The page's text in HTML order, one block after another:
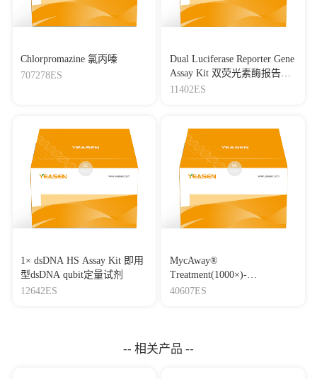
Chlorpromazine 氯丙嗪
707278ES
Dual Luciferase Reporter Gene
Assay Kit 双荧光素酶报告基
因检测试剂盒
11402ES
1× dsDNA HS Assay Kit 即用
型dsDNA qubit定量试剂
12642ES
MycAway®
Treatment(1000×)-
Mycoplasma Elimination
40607ES
-- 相关产品 --